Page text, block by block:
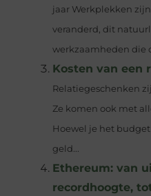
jaar Werkplekken
veranderd, dit
werkzaamheden die
Kosten van een
Relatiegeschenken
Ze komen ook met
Hoewel je het
geld...
Ethereum: van
recordhoogte,